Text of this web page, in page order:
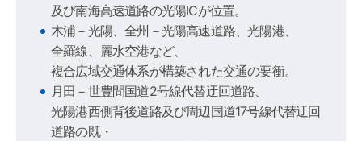
及び南海高速道路の光陽ICが位置。
木浦－光陽、全州－光陽高速道路、光陽港、
全羅線、麗水空港など、
複合広域交通体系が構築された交通の要衝。
月田－世豊間国道2号線代替迂回道路、
光陽港西側背後道路及び周辺国道17号線代替迂回
道路の既・